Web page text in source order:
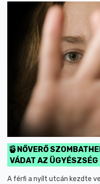
NŐVERŐ
VÁDAT AZ ÜGYÉSZSÉG
A férfi a nyílt utcán kezdte